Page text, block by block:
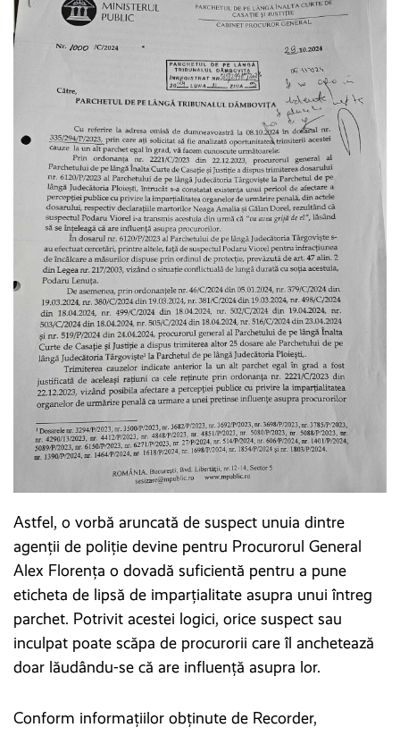
Astfel, o vorbă aruncată de suspect unuia dintre
agenții de poliție devine pentru Procurorul General
Alex Florența o dovadă suficientă pentru a pune
eticheta de lipsă de imparțialitate asupra unui întreg
parchet. Potrivit acestei logici, orice suspect sau
inculpat poate scăpa de procurorii care îl anchetează
doar lăudându-se că are influență asupra lor.
Conform informațiilor obținute de Recorder,